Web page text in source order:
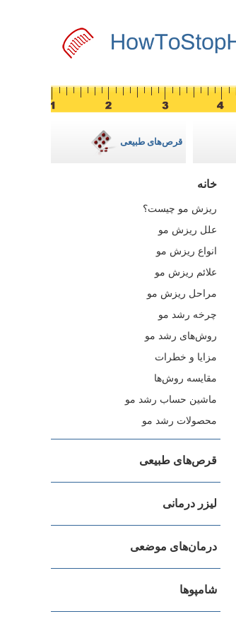
قرص‌های طبیعی
خانه
ریزش مو چیست؟
علل ریزش مو
انواع ریزش مو
علائم ریزش مو
مراحل ریزش مو
چرخه رشد مو
روش‌های رشد مو
مزایا و خطرات
مقایسه روش‌ها
ماشین حساب رشد مو
محصولات رشد مو
قرص‌های طبیعی
لیزر درمانی
درمان‌های موضعی
شامپوها